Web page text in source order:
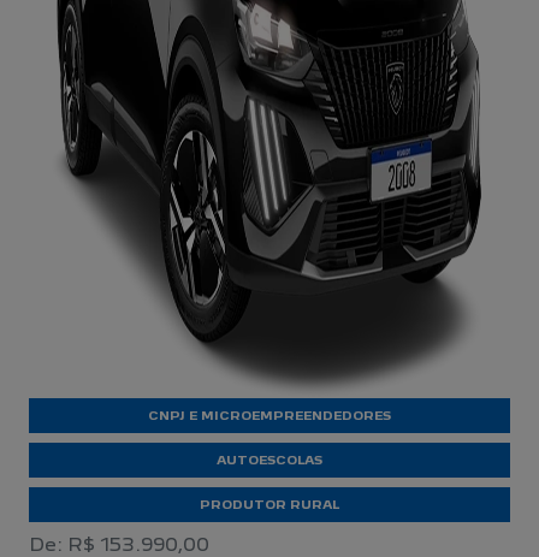
CNPJ E MICROEMPREENDEDORES
AUTOESCOLAS
PRODUTOR RURAL
De: R$ 153.990,00